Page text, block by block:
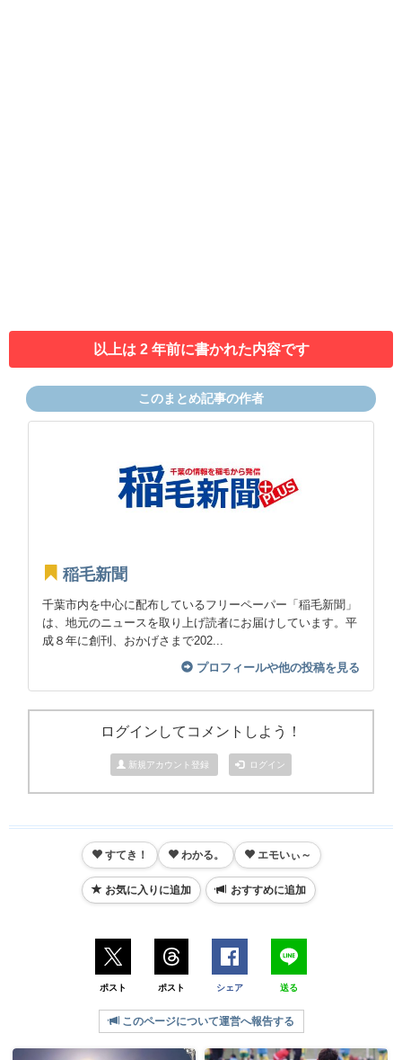
以上は 2 年前に書かれた内容です
このまとめ記事の作者
稲毛新聞
千葉市内を中心に配布しているフリーペーパー「稲毛新聞」
は、地元のニュースを取り上げ読者にお届けしています。平
成８年に創刊、おかげさまで202...
プロフィールや他の投稿を見る
ログインしてコメントしよう！
新規アカウント登録 ログイン
すてき！ わかる。 エモいぃ～
お気に入りに追加 おすすめに追加
ポスト ポスト シェア 送る
このページについて運営へ報告する